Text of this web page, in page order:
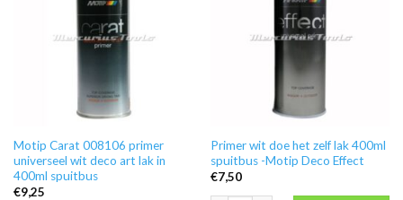
Motip Carat 008106 primer
universeel wit deco art lak in
400ml spuitbus
€9,25
Primer wit doe het zelf lak 400ml
spuitbus -Motip Deco Effect
€7,50